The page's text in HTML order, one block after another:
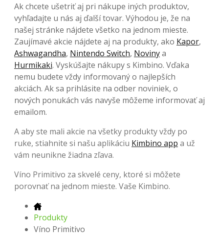
Ak chcete ušetriť aj pri nákupe iných produktov,
vyhľadajte u nás aj ďalší tovar. Výhodou je, že na
našej stránke nájdete všetko na jednom mieste.
Zaujímavé akcie nájdete aj na produkty, ako Kapor,
Ashwagandha, Nintendo Switch, Novinya
Hurmikaki. Vyskúšajte nákupy s Kimbino. Vďaka
nemu budete vždy informovaný o najlepších
akciách. Ak sa prihlásite na odber noviniek, o
nových ponukách vás navyše môžeme informovať aj
emailom.
A aby ste mali akcie na všetky produkty vždy po
ruke, stiahnite si našu aplikáciu Kimbino app a už
vám neunikne žiadna zľava.
Víno Primitivo za skvelé ceny, ktoré si môžete
porovnať na jednom mieste. Vaše Kimbino.
Produkty
Víno Primitivo